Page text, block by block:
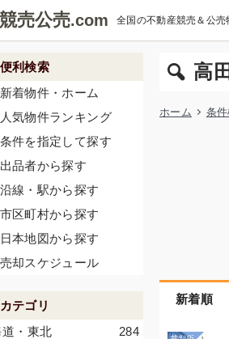
競売公売 全国の不動産競売＆公売
高
ホーム 条
新着順
便利検索
新着物件・ホーム
人気物件ランキング
条件を指定して探す
出品者から探す
沿線・駅から探す
市区町村から探す
日本地図から探す
売却スケジュール
カテゴリ
284
・東北